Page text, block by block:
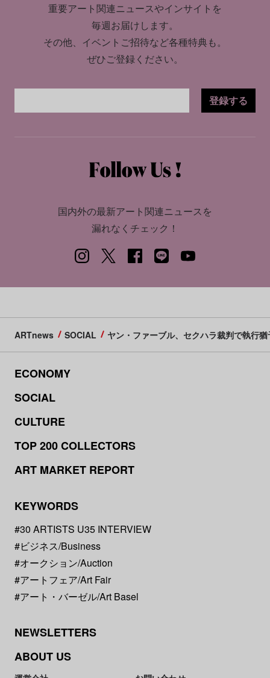
重要アート関連ニュースやインサイトを
毎週お届けします。
その他、イベントご招待など各種特典も。
ぜひご登録ください。
登録する
国内外の最新アート関連ニュースを
漏れなくチェック！
ARTnews SOCIAL ヤン・ファーブル、セクハラ裁判で執行
ECONOMY
SOCIAL
CULTURE
TOP 200 COLLECTORS
ART MARKET REPORT
KEYWORDS
#30 ARTISTS U35 INTERVIEW
#ビジネス/Business
#オークション/Auction
#アートフェア/Art Fair
#アート・バーゼル/Art Basel
NEWSLETTERS
ABOUT US